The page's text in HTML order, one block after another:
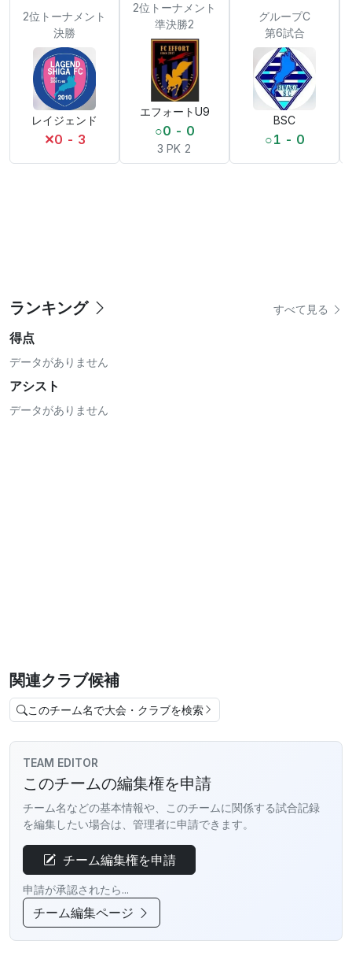
2位トーナメント
決勝
レイジェンド
✕0 - 3
2位トーナメント
準決勝2
エフォートU9
○0 - 0
3 PK 2
グループC
第6試合
BSC
○1 - 0
ランキング すべて見る
得点
データがありません
アシスト
データがありません
関連クラブ候補
このチーム名で大会・クラブを検索
TEAM EDITOR
このチームの編集権を申請
チーム名などの基本情報や、このチームに関係する試合記録
を編集したい場合は、管理者に申請できます。
チーム編集権を申請
申請が承認されたら...
チーム編集ページ